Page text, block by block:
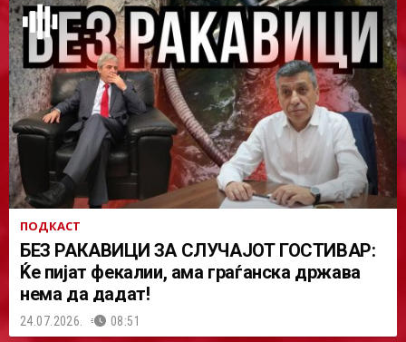
ПОДКАСТ
БЕЗ РАКАВИЦИ ЗА СЛУЧАЈОТ ГОСТИВАР:
Ќе пијат фекалии, ама граѓанска држава
нема да дадат!
24.07.2026. 08:51